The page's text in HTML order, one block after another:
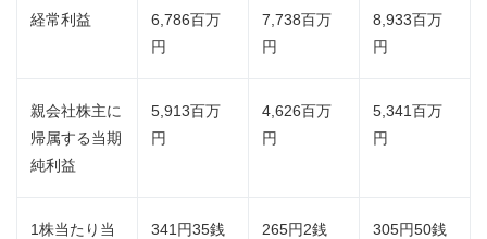
経常利益
6,786百万
円
7,738百万
円
8,933百万
円
親会社株主に
帰属する当期
純利益
5,913百万
円
4,626百万
円
5,341百万
円
1株当たり当
341円35銭 265円2銭 305円50銭